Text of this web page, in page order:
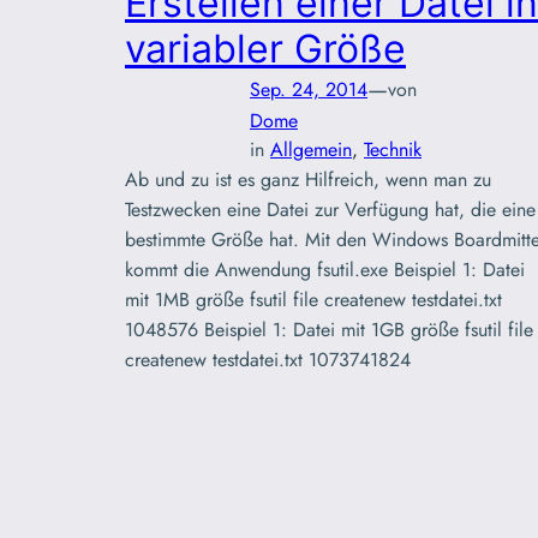
variabler Größe
Sep. 24, 2014—von
Dome
in Allgemein, Technik
Ab und zu ist es ganz Hilfreich, wenn man zu
Testzwecken eine Datei zur Verfügung hat, die eine
bestimmte Größe hat. Mit den Windows
kommt die Anwendung fsutil.exe Beispiel 1: Datei
mit 1MB größe fsutil file createnew testdatei.txt
1048576 Beispiel 1: Datei mit 1GB größe fsutil file
createnew testdatei.txt 1073741824